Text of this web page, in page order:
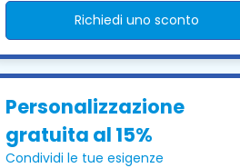
Richiedi uno sconto
Personalizzazione
gratuita al 15%
Condividi le tue esigenze